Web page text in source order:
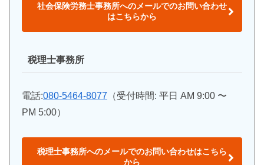
社会保険労務士事務所へのメールでのお問い合わせ
はこちらから
税理士事務所
電話:080-5464-8077 （受付時間: 平日 AM 9:00 〜
PM 5:00）
税理士事務所へのメールでのお問い合わせはこちら
から